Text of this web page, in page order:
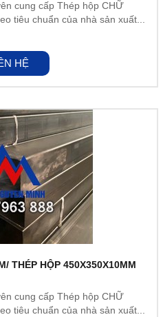
cung cấp Thép hộp CHỮ
tiêu chuẩn của nhà sản xuất...
HỆ
THÉP HỘP 450X350X10MM
cung cấp Thép hộp CHỮ
tiêu chuẩn của nhà sản xuất...